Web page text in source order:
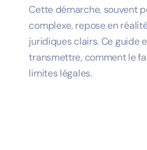
Cette démarche, souvent
complexe, repose en
juridiques clairs. Ce guide
transmettre, comment le
limites légales.